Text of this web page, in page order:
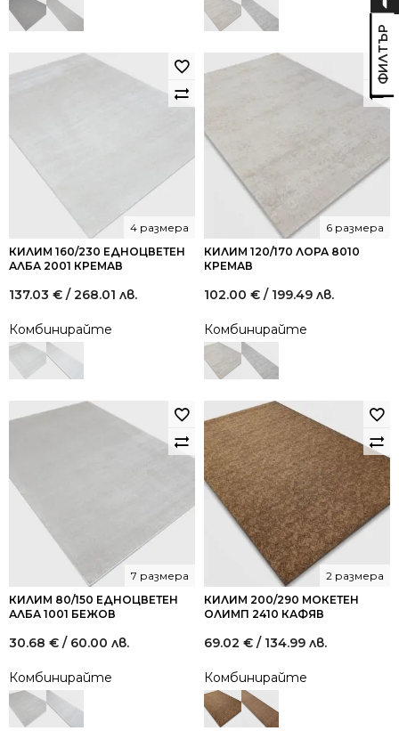
КИЛИМ 160/230 ЕДНОЦВЕТЕН
АЛБА 2001 КРЕМАВ
4 размера
137.03 € / 268.01 лв.
Комбинирайте
КИЛИМ 120/170 ЛОРА 8010
КРЕМАВ
6 размера
102.00 € / 199.49 лв.
Комбинирайте
КИЛИМ 80/150 ЕДНОЦВЕТЕН
АЛБА 1001 БЕЖОВ
7 размера
30.68 € / 60.00 лв.
Комбинирайте
КИЛИМ 200/290 МОКЕТЕН
ОЛИМП 2410 КАФЯВ
2 размера
69.02 € / 134.99 лв.
Комбинирайте